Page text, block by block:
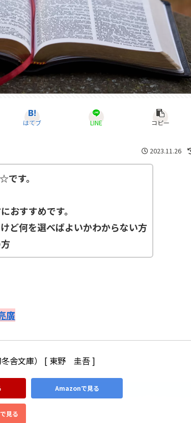
はてブ LINE コピー
2023.11.26
す。
おすすめです。
ど何を選べばよいかわからない方
廣
舎文庫） [ 東野　圭吾 ]
Amazonで見る
見る